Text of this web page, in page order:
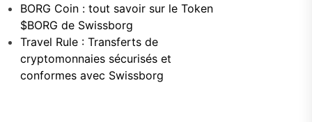
BORG Coin : tout savoir sur le Token
$BORG de Swissborg
Travel Rule : Transferts de
cryptomonnaies sécurisés et
conformes avec Swissborg